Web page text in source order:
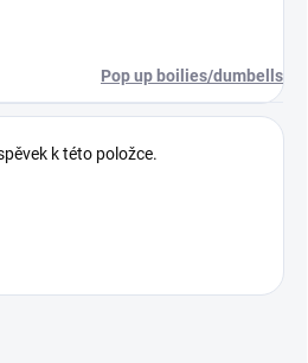
Pop up boilies/dumbells
k této položce.